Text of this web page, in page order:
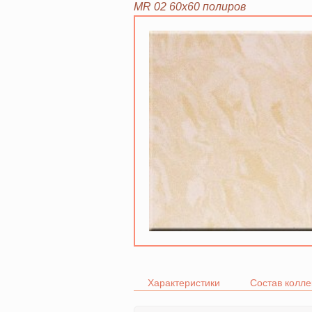
MR 02 60х60 полиров
Характеристики Состав